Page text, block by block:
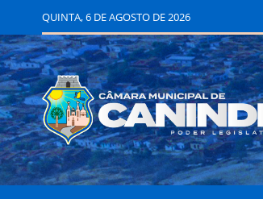
QUINTA, 6 DE AGOSTO DE 2026